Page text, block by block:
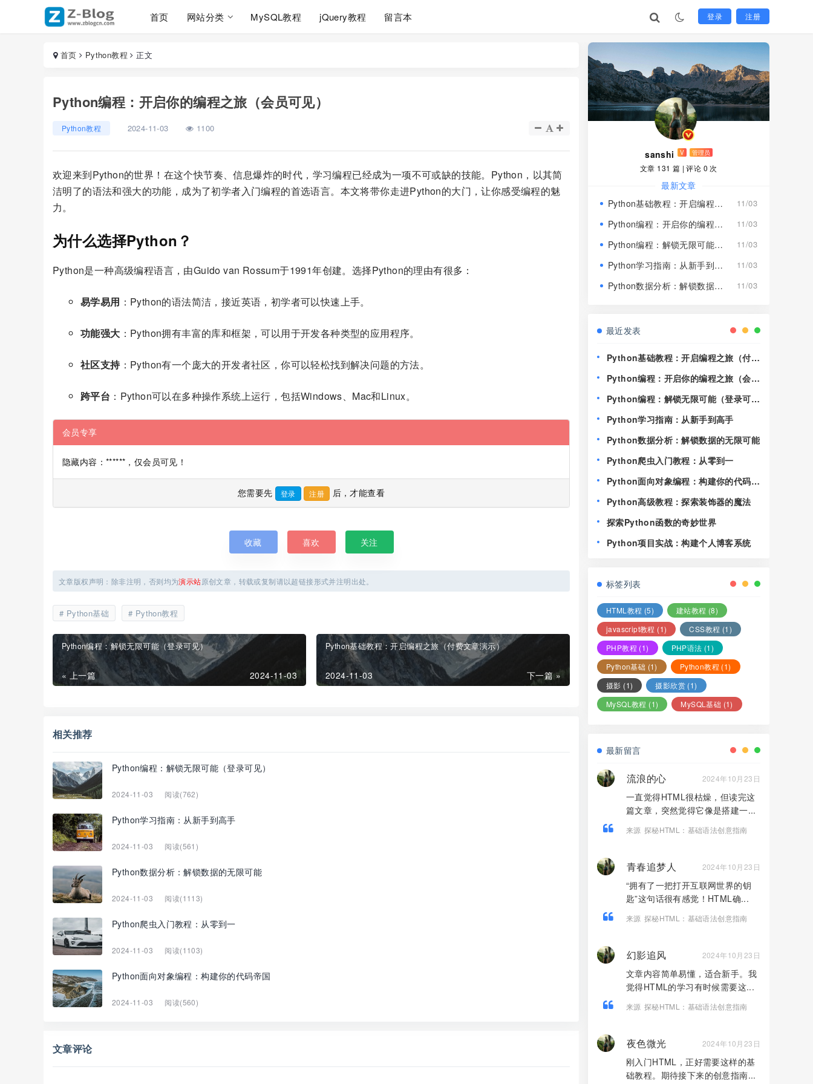
首页 网站分类 MySQL教程 jQuery教程 留言本 登录 注册
首页 Python教程 正文
Python编程：开启你的编程之旅（会员可见）
Python教程 2024-11-03 1100
欢迎来到Python的世界！在这个快节奏、信息爆炸的时代，学习编程已经成为一项不可或缺的技能。Python，以其简
洁明了的语法和强大的功能，成为了初学者入门编程的首选语言。本文将带你走进Python的大门，让你感受编程的魅
力。
为什么选择Python？
Python是一种高级编程语言，由Guido van Rossum于1991年创建。选择Python的理由有很多：
易学易用 ：Python的语法简洁，接近英语，初学者可以快速上手。
功能强大 ：Python拥有丰富的库和框架，可以用于开发各种类型的应用程序。
社区支持：Python有一个庞大的开发者社区，你可以轻松找到解决问题的方法。
跨平台 ：Python可以在多种操作系统上运行，包括Windows、Mac和Linux。
会员专享
隐藏内容：******，仅会员可见！
您需要先 登录 注册 后，才能查看
收藏 喜欢 关注
文章版权声明：除非注明，否则均为演示站原创文章，转载或复制请以超链接形式并注明出处。
Python基础 Python教程
Python编程：解锁无限可能（登录可见）
« 上一篇 2024-11-03
Python基础教程：开启编程之旅（付费文章演示）
下一篇 »
2024-11-03
相关推荐
Python编程：解锁无限可能（登录可见）
2024-11-03 阅读(762)
Python学习指南：从新手到高手
2024-11-03 阅读(561)
Python数据分析：解锁数据的无限可能
2024-11-03 阅读(1113)
Python爬虫入门教程：从零到一
2024-11-03 阅读(1103)
Python面向对象编程：构建你的代码帝国
2024-11-03 阅读(560)
文章评论
sanshi V 管理员
文章 131 篇 | 评论 0 次
最新文章
Python基础教程：开启编程之旅（付费文章演示）
11/03
Python编程：开启你的编程之旅（会员可见） 11/03
Python编程：解锁无限可能（登录可见） 11/03
Python学习指南：从新手到高手 11/03
Python数据分析：解锁数据的无限可能 11/03
最近发表
Python基础教程：开启编程之旅（付费
文章演示）
Python编程：开启你的编程之旅（会员
Python编程：解锁无限可能（登录可
Python学习指南：从新手到高手
Python数据分析：解锁数据的无限可能
Python爬虫入门教程：从零到一
Python面向对象编程：构建你的代码帝
Python高级教程：探索装饰器的魔法
探索Python函数的奇妙世界
Python项目实战：构建个人博客系统
标签列表
HTML教程 (5) 建站教程 (8)
javascript教程 (1) CSS教程 (1)
PHP教程 (1) PHP语法 (1)
Python基础 (1) Python教程 (1)
摄影 (1) 摄影欣赏 (1)
MySQL教程 (1) MySQL基础 (1)
最新留言
流浪的心 2024年10月23日
一直觉得HTML很枯燥，但读完这
篇文章，突然觉得它像是搭建一...
来源 探秘HTML：基础语法创意指南
青春追梦人 2024年10月23日
“拥有了一把打开互联网世界的钥
匙”这句话很有感觉！HTML确...
来源 探秘HTML：基础语法创意指南
幻影追风 2024年10月23日
文章内容简单易懂，适合新手。我
觉得HTML的学习有时候需要这...
来源 探秘HTML：基础语法创意指南
夜色微光 2024年10月23日
刚入门HTML，正好需要这样的基
础教程。期待接下来的创意指南...